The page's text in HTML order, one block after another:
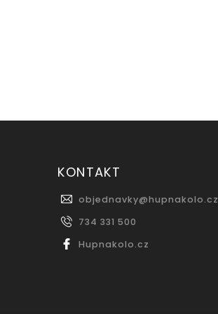
KONTAKT
objednavky@hupnakolo.cz
734 331 500
Hupnakolo.cz